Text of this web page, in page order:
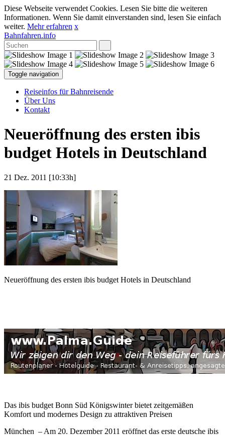
Diese Webseite verwendet Cookies. Lesen Sie bitte die weiteren
Informationen. Wenn Sie damit einverstanden sind, lesen Sie einfach
weiter. Mehr erfahren x
Bahnfahren.info
Toggle navigation
Reiseinfos für Bahnreisende
Über Uns
Kontakt
Neueröffnung des ersten ibis
budget Hotels in Deutschland
21 Dez. 2011 [10:33h]
Neueröffnung des ersten ibis budget Hotels in Deutschland
Das ibis budget Bonn Süd Königswinter bietet zeitgemäßen
Komfort und modernes Design zu attraktiven Preisen
München – Am 20. Dezember 2011 eröffnet das erste deutsche ibis